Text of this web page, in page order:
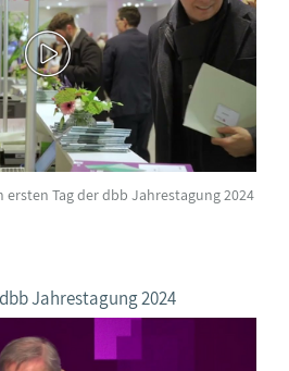
Tag der dbb Jahrestagung 2024
Jahrestagung 2024